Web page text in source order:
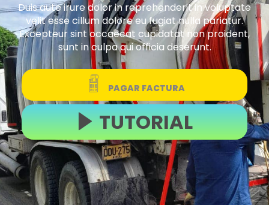
Duis aute irure dolor in reprehenderit in voluptate
velit esse cillum dolore eu fugiat nulla pariatur.
Excepteur sint occaecat cupidatat non proident,
sunt in culpa qui officia deserunt.
PAGAR FACTURA
TUTORIAL